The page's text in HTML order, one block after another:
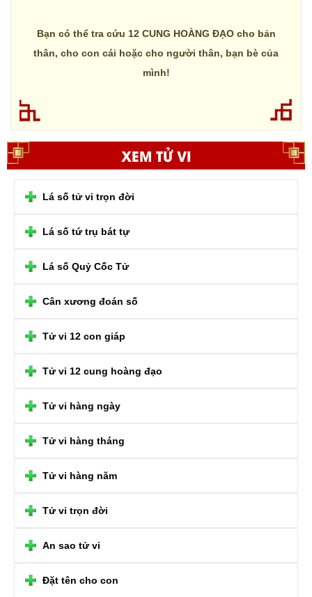
Bạn có thể tra cứu 12 CUNG HOÀNG ĐẠO cho bản
thân, cho con cái hoặc cho người thân, bạn bè của
mình!
XEM TỬ VI
Lá số tử vi trọn đời
Lá số tứ trụ bát tự
Lá số Quỷ Cốc Tử
Cân xương đoán số
Tử vi 12 con giáp
Tử vi 12 cung hoàng đạo
Tử vi hàng ngày
Tử vi hàng tháng
Tử vi hàng năm
Tử vi trọn đời
An sao tử vi
Đặt tên cho con